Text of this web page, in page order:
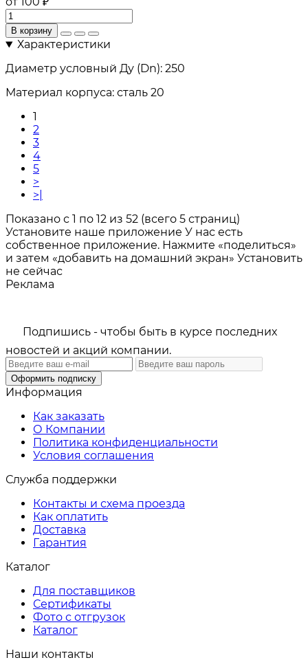
В корзину
Характеристики
Диаметр условный Ду (Dn): 250
Материал корпуса: сталь 20
1
2
3
4
5
>
>|
Показано с 1 по 12 из 52 (всего 5 страниц)
Установите наше приложение У нас есть
собственное приложение. Нажмите «поделиться»
и затем «добавить на домашний экран» Установить
не сейчас
Реклама
Подпишись - чтобы быть в курсе последних
новостей и акций компании.
Оформить подписку
Информация
Как заказать
О Компании
Политика конфиденциальности
Условия соглашения
Служба поддержки
Контакты и схема проезда
Как оплатить
Доставка
Гарантия
Каталог
Для поставщиков
Сертификаты
Фото с отгрузок
Каталог
Наши контакты